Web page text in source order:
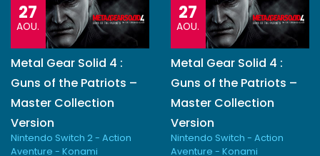
27
AOU.
Metal Gear Solid 4 :
Guns of the Patriots –
Master Collection
Version
Nintendo Switch 2 - Action
Aventure - Konami
27
AOU.
Metal Gear Solid 4 :
Guns of the Patriots –
Master Collection
Version
Nintendo Switch - Action
Aventure - Konami